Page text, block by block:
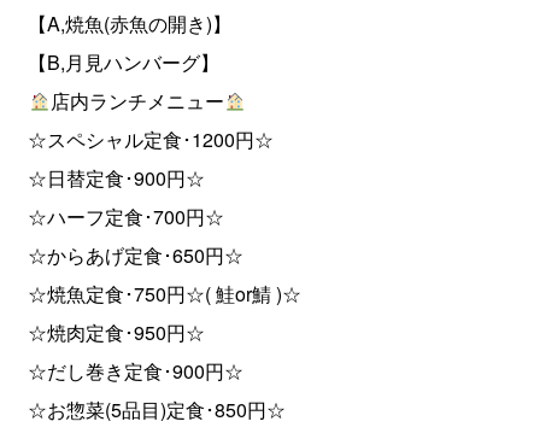
【A,焼魚(赤魚の開き)】
【B,月見ハンバーグ】
店内ランチメニュー
☆スペシャル定食･1200円☆
☆日替定食･900円☆
☆ハーフ定食･700円☆
☆からあげ定食･650円☆
☆焼魚定食･750円☆( 鮭or鯖 )☆
☆焼肉定食･950円☆
☆だし巻き定食･900円☆
☆お惣菜(5品目)定食･850円☆